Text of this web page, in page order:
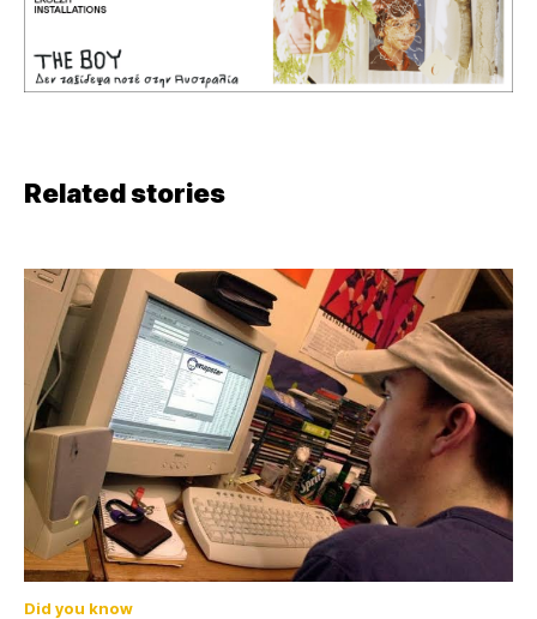
Related stories
Did you know